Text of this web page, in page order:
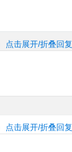
点击展开/折叠回复
点击展开/折叠回复